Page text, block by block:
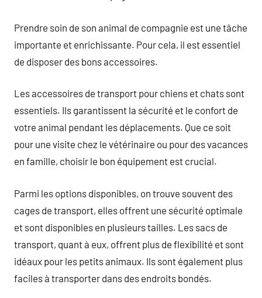
Prendre soin de son animal de compagnie est une tâche
importante et enrichissante. Pour cela, il est essentiel
de disposer des bons accessoires.
Les accessoires de transport pour chiens et chats sont
essentiels. Ils garantissent la sécurité et le confort de
votre animal pendant les déplacements. Que ce soit
pour une visite chez le vétérinaire ou pour des vacances
en famille, choisir le bon équipement est crucial.
Parmi les options disponibles, on trouve souvent des
cages de transport, elles offrent une sécurité optimale
et sont disponibles en plusieurs tailles. Les sacs de
transport, quant à eux, offrent plus de flexibilité et sont
idéaux pour les petits animaux. Ils sont également plus
faciles à transporter dans des endroits bondés.